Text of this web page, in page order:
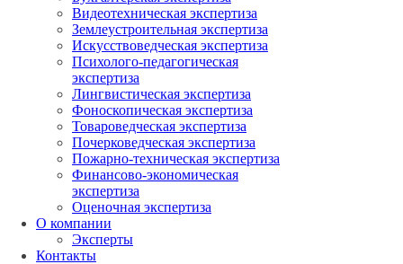
Видеотехническая экспертиза
Землеустроительная экспертиза
Искусствоведческая экспертиза
Психолого-педагогическая
экспертиза
Лингвистическая экспертиза
Фоноскопическая экспертиза
Товароведческая экспертиза
Почерковедческая экспертиза
Пожарно-техническая экспертиза
Финансово-экономическая
экспертиза
Оценочная экспертиза
О компании
Эксперты
Контакты